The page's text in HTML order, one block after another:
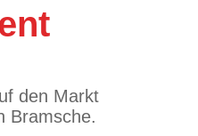
den Markt
Bramsche.